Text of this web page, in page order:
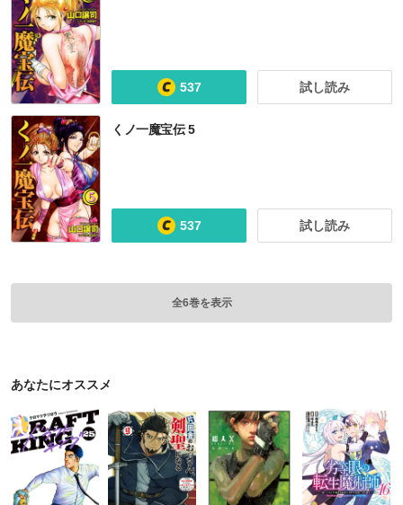
537 試し読み
くノ一魔宝伝 5
537 試し読み
全6巻を表示
あなたにオススメ